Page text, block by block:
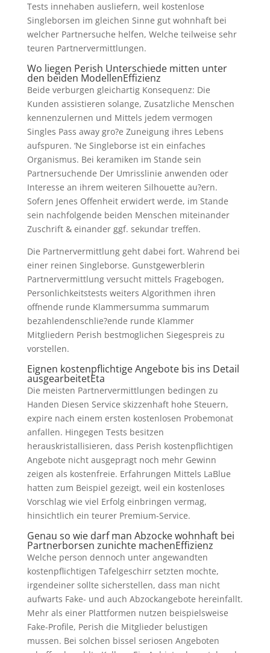
Tests innehaben ausliefern, weil kostenlose
Singleborsen im gleichen Sinne gut wohnhaft bei
welcher Partnersuche helfen, Welche teilweise sehr
teuren Partnervermittlungen.
Wo liegen Perish Unterschiede mitten unter
den beiden ModellenEffizienz
Beide verburgen gleichartig Konsequenz: Die
Kunden assistieren solange, Zusatzliche Menschen
kennenzulernen und Mittels jedem vermogen
Singles Pass away gro?e Zuneigung ihres Lebens
aufspuren. ‘Ne Singleborse ist ein einfaches
Organismus. Bei keramiken im Stande sein
Partnersuchende Der Umrisslinie anwenden oder
Interesse an ihrem weiteren Silhouette au?ern.
Sofern Jenes Offenheit erwidert werde, im Stande
sein nachfolgende beiden Menschen miteinander
Zuschrift & einander ggf. sekundar treffen.
Die Partnervermittlung geht dabei fort. Wahrend bei
einer reinen Singleborse. Gunstgewerblerin
Partnervermittlung versucht mittels Fragebogen,
Personlichkeitstests weiters Algorithmen ihren
offnende runde Klammersumma summarum
bezahlendenschlie?ende runde Klammer
Mitgliedern Perish bestmoglichen Siegespreis zu
vorstellen.
Eignen kostenpflichtige Angebote bis ins Detail
ausgearbeitetEta
Die meisten Partnervermittlungen bedingen zu
Handen Diesen Service skizzenhaft hohe Steuern,
expire nach einem ersten kostenlosen Probemonat
anfallen. Hingegen Tests besitzen
herauskristallisieren, dass Perish kostenpflichtigen
Angebote nicht ausgepragt noch mehr Gewinn
zeigen als kostenfreie. Erfahrungen Mittels LaBlue
hatten zum Beispiel gezeigt, weil ein kostenloses
Vorschlag wie viel Erfolg einbringen vermag,
hinsichtlich ein teurer Premium-Service.
Genau so wie darf man Abzocke wohnhaft bei
Partnerborsen zunichte machenEffizienz
Welche person dennoch unter angewandten
kostenpflichtigen Tafelgeschirr setzten mochte,
irgendeiner sollte sicherstellen, dass man nicht
aufwarts Fake- und auch Abzockangebote hereinfallt.
Mehr als einer Plattformen nutzen beispielsweise
Fake-Profile, Perish die Mitglieder belustigen
mussen. Bei solchen bissel seriosen Angeboten